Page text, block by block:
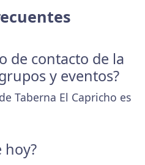
de contacto de la
y eventos?
Taberna El Capricho es
hoy?